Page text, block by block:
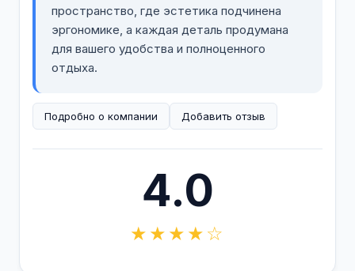
пространство, где эстетика подчинена
эргономике, а каждая деталь продумана
для вашего удобства и полноценного
отдыха.
Подробно о компании Добавить отзыв
4.0
★★★★☆